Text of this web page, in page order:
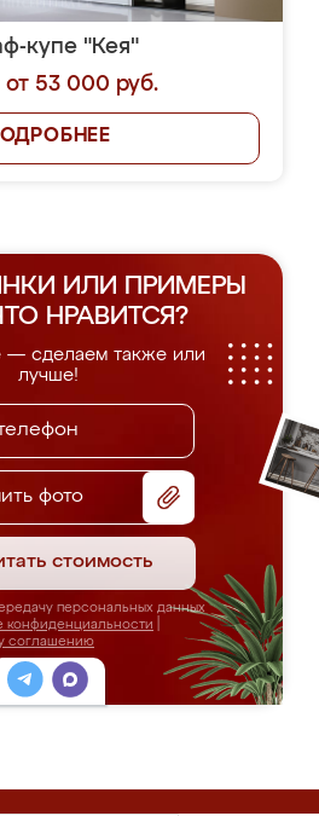
купе "Кея"
от 53 000 руб.
ИЛИ ПРИМЕРЫ
НРАВИТСЯ?
— сделаем также или
лучше!
фото
стоимость
персональных данных
конфиденциальности
соглашению